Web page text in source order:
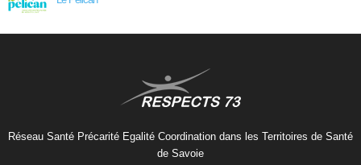
Réseau Santé Précarité Egalité Coordination dans les Territoires de Santé
de Savoie